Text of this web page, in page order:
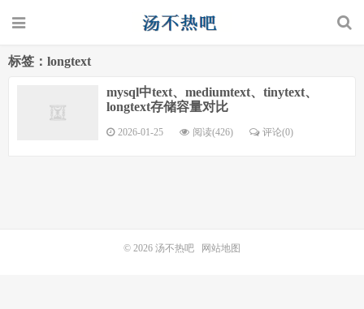
标签：longtext
mysql中text、mediumtext、tinytext、
longtext存储容量对比
2026-01-25 阅读(426) 评论(0)
© 2026 汤不热吧 网站地图